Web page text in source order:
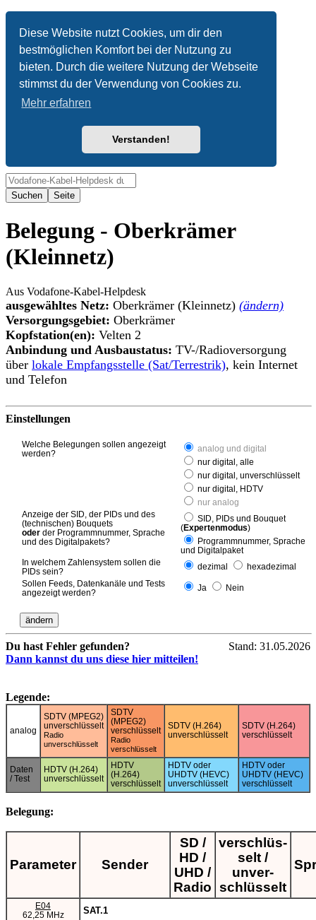
Diese Website nutzt Cookies, um dir den
bestmöglichen Komfort bei der Nutzung zu
bieten. Durch die weitere Nutzung der Webseite
stimmst du der Verwendung von Cookies zu.
Mehr erfahren
Verstanden!
Nicht angemeldet
Anmelden
Belegung - Oberkrämer
(Kleinnetz)
Aus Vodafone-Kabel-Helpdesk
ausgewähltes Netz: Oberkrämer (Kleinnetz) (ändern)
Versorgungsgebiet: Oberkrämer
Kopfstation(en): Velten 2
Anbindung und Ausbaustatus: TV-/Radioversorgung
über lokale Empfangsstelle (Sat/Terrestrik), kein Internet
und Telefon
Einstellungen
Welche Belegungen sollen angezeigt
werden?
analog und digital
nur digital, alle
nur digital, unverschlüsselt
nur digital, HDTV
nur analog
Anzeige der SID, der PIDs und des
(technischen) Bouquets
oder der Programmnummer, Sprache
und des Digitalpakets?
SID, PIDs und Bouquet
(Expertenmodus)
Programmnummer, Sprache
und Digitalpaket
In welchem Zahlensystem sollen die
PIDs sein?
dezimal
hexadezimal
Sollen Feeds, Datenkanäle und Tests
angezeigt werden?
Ja Nein
Du hast Fehler gefunden?
Dann kannst du uns diese hier mitteilen!
Stand: 31.05.2026
Legende:
analog
SDTV (MPEG2)
unverschlüsselt
Radio
unverschlüsselt
SDTV
(MPEG2)
verschlüsselt
Radio
verschlüsselt
SDTV (H.264)
unverschlüsselt
SDTV (H.264)
verschlüsselt
Daten
/ Test
HDTV (H.264)
unverschlüsselt
HDTV
(H.264)
verschlüsselt
HDTV oder
UHDTV (HEVC)
unverschlüsselt
HDTV oder
UHDTV (HEVC)
verschlüsselt
Belegung:
Parameter Sender
SD /
HD /
UHD /
Radio
verschlüs-
selt /
unver-
schlüsselt
E04
62,25 MHz
SAT.1